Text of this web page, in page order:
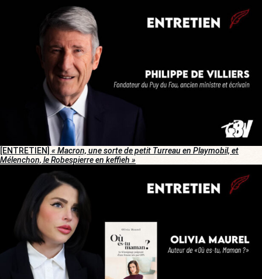
[ENTRETIEN] « Macron, une sorte de petit Turreau en Playmobil, et
Mélenchon, le Robespierre en keffieh »